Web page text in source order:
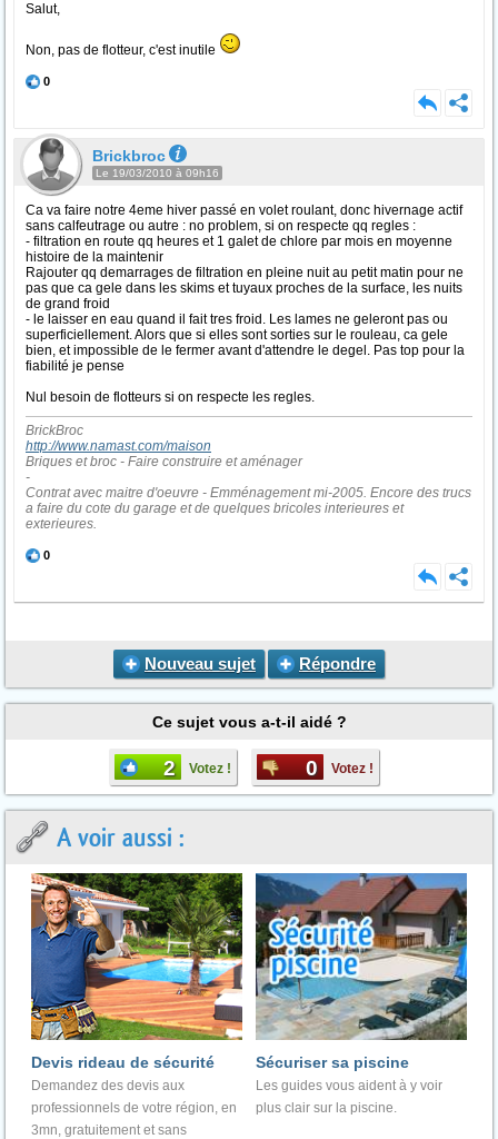
Salut,
Non, pas de flotteur, c'est inutile
0
Brickbroc
Le 19/03/2010 à 09h16
Ca va faire notre 4eme hiver passé en volet roulant, donc hivernage actif
sans calfeutrage ou autre : no problem, si on respecte qq regles :
- filtration en route qq heures et 1 galet de chlore par mois en moyenne
histoire de la maintenir
Rajouter qq demarrages de filtration en pleine nuit au petit matin pour ne
pas que ca gele dans les skims et tuyaux proches de la surface, les nuits
de grand froid
- le laisser en eau quand il fait tres froid. Les lames ne geleront pas ou
superficiellement. Alors que si elles sont sorties sur le rouleau, ca gele
bien, et impossible de le fermer avant d'attendre le degel. Pas top pour la
fiabilité je pense
Nul besoin de flotteurs si on respecte les regles.
BrickBroc
http://www.namast.com/maison
Briques et broc - Faire construire et aménager
-
Contrat avec maitre d'oeuvre - Emménagement mi-2005. Encore des trucs
a faire du cote du garage et de quelques bricoles interieures et
exterieures.
0
Nouveau sujet Répondre
Ce sujet vous a-t-il aidé ?
2 Votez ! 0 Votez !
A voir aussi :
Devis rideau de sécurité
Demandez des devis aux
professionnels de votre région, en
3mn, gratuitement et sans
Sécuriser sa piscine
Les guides vous aident à y voir
plus clair sur la piscine.